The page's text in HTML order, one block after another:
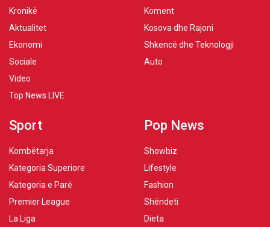
Kronikë
Aktualitet
Ekonomi
Sociale
Video
Top News LIVE
Koment
Kosova dhe Rajoni
Shkencë dhe Teknologji
Auto
Sport
Kombëtarja
Kategoria Superiore
Kategoria e Parë
Premier League
La Liga
Pop News
Showbiz
Lifestyle
Fashion
Shëndeti
Dieta